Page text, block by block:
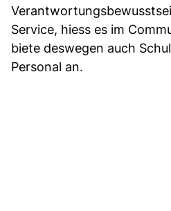
Service, hiess es im
biete deswegen auch
Personal an.